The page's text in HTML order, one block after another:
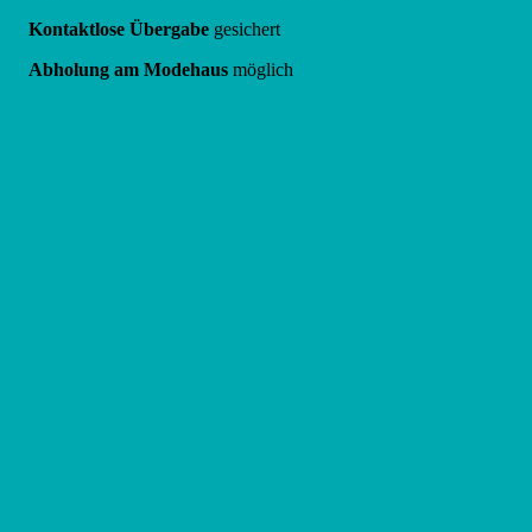
Kontaktlose Übergabe gesichert
Abholung am Modehaus möglich